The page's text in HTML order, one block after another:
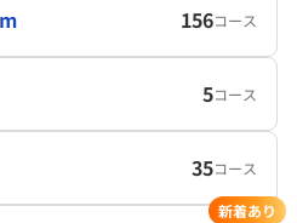
156コース
5コース
35コース
新着あり